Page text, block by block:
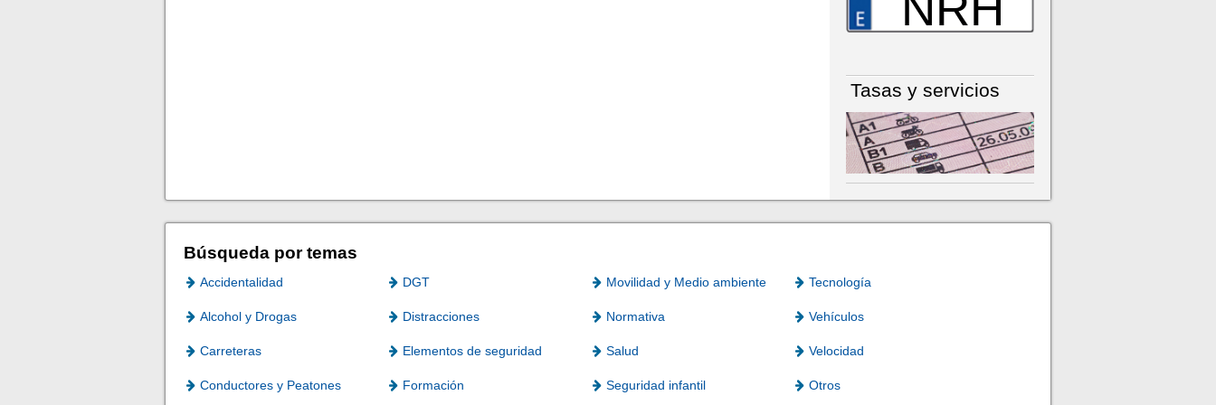
Tasas y servicios
Búsqueda por temas
Accidentalidad DGT Movilidad y Medio ambiente Tecnología
Alcohol y Drogas Distracciones Normativa Vehículos
Carreteras Elementos de seguridad Salud Velocidad
Conductores y Peatones Formación Seguridad infantil Otros